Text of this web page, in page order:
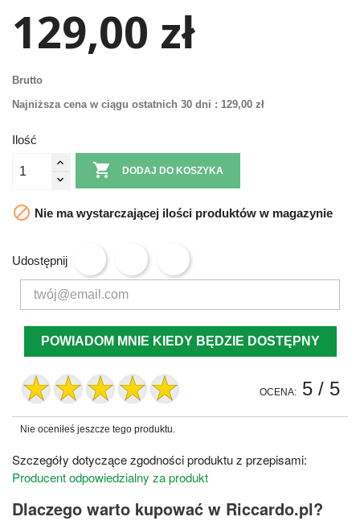
129,00 zł
Brutto
Najniższa cena w ciągu ostatnich 30 dni : 129,00 zł
Ilość
 DODAJ DO KOSZYKA
 Nie ma wystarczającej ilości produktów w magazynie
Udostępnij
POWIADOM MNIE KIEDY BĘDZIE DOSTĘPNY
OCENA: 5 / 5
Nie oceniłeś jeszcze tego produktu.
Szczegóły dotyczące zgodności produktu z przepisami:
Producent odpowiedzialny za produkt
Dlaczego warto kupować w Riccardo.pl?